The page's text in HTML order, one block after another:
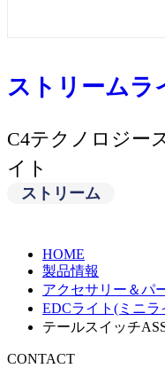
ストリームラ
C4テクノロジー
イト
ストリーム
HOME
製品情報
アクセサリー＆パ
EDCライト(ミニラ
テールスイッチ
CONTACT